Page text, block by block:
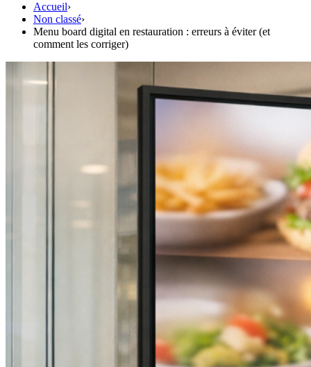
Accueil›
Non classé›
Menu board digital en restauration : erreurs à éviter (et
comment les corriger)